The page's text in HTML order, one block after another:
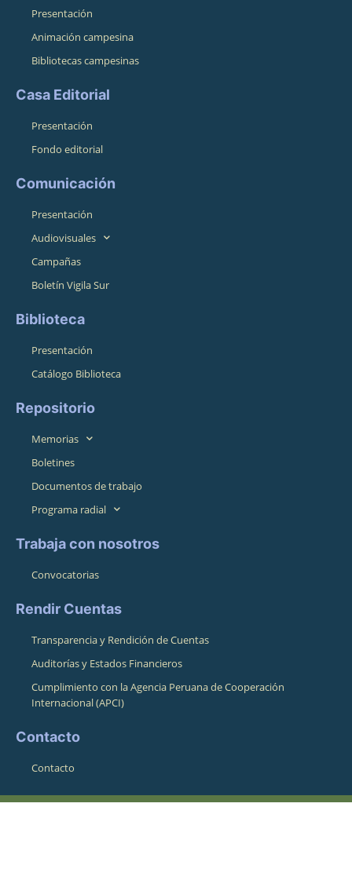
Presentación
Animación campesina
Bibliotecas campesinas
Casa Editorial
Presentación
Fondo editorial
Comunicación
Presentación
Audiovisuales
Campañas
Boletín Vigila Sur
Biblioteca
Presentación
Catálogo Biblioteca
Repositorio
Memorias
Boletines
Documentos de trabajo
Programa radial
Trabaja con nosotros
Convocatorias
Rendir Cuentas
Transparencia y Rendición de Cuentas
Auditorías y Estados Financieros
Cumplimiento con la Agencia Peruana de Cooperación
Internacional (APCI)
Contacto
Contacto